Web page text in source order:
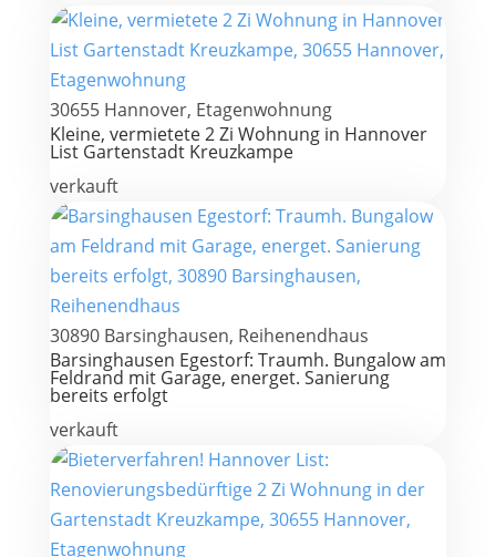
30655 Hannover, Etagenwohnung
Kleine, vermietete 2 Zi Wohnung in Hannover
List Gartenstadt Kreuzkampe
verkauft
30890 Barsinghausen, Reihenendhaus
Barsinghausen Egestorf: Traumh. Bungalow am
Feldrand mit Garage, energet. Sanierung
bereits erfolgt
verkauft